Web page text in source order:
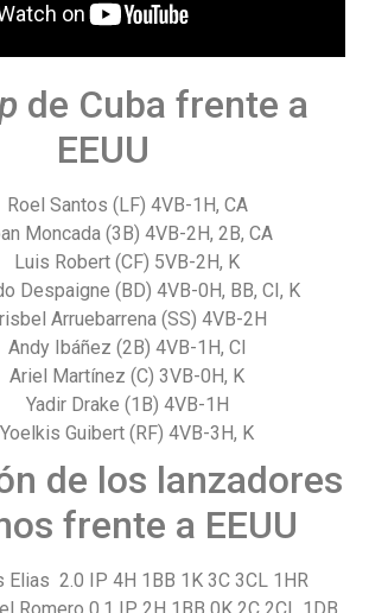
de Cuba frente a
EEUU
Roel Santos (LF) 4VB-1H, CA
Moncada (3B) 4VB-2H, 2B, CA
Luis Robert (CF) 5VB-2H, K
Despaigne (BD) 4VB-0H, BB, CI, K
Arruebarrena (SS) 4VB-2H
Andy Ibáñez (2B) 4VB-1H, CI
Ariel Martínez (C) 3VB-0H, K
Yadir Drake (1B) 4VB-1H
Yoelkis Guibert (RF) 4VB-3H, K
de los lanzadores
frente a EEUU
Elias 2.0 IP 4H 1BB 1K 3C 3CL 1HR